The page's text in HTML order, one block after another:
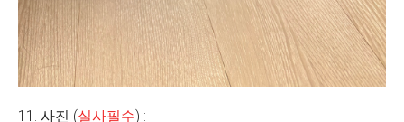
11. 사진 (실사필수) :